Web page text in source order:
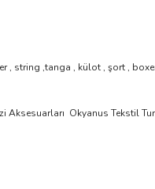
, string ,tanga , külot , şort , boxer
Aksesuarları Okyanus Tekstil